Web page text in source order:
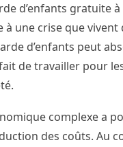
d’enfants gratuite
à une crise que
d’enfants peut
de travailler pour
complexe a
des coûts. Au